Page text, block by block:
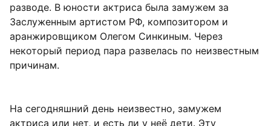
разводе. В юности актриса была замужем за
Заслуженным артистом РФ, композитором и
аранжировщиком Олегом Синкиным. Через
некоторый период пара развелась по неизвестным
причинам.
На сегодняшний день неизвестно, замужем
актриса или нет, и есть ли у неё дети. Эту